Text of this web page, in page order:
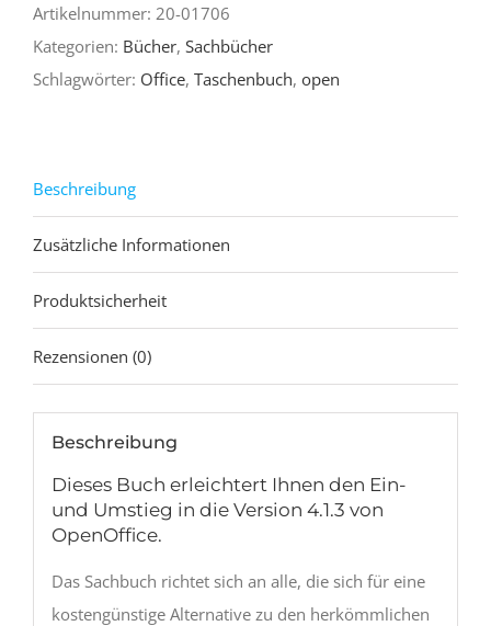
Das
Einsteigerseminar
Menge
Artikelnummer: 20-01706
Kategorien: Bücher, Sachbücher
Schlagwörter: Office, Taschenbuch, open
Beschreibung
Zusätzliche Informationen
Produktsicherheit
Rezensionen (0)
Beschreibung
Dieses Buch erleichtert Ihnen den Ein-
und Umstieg in die Version 4.1.3 von
OpenOffice.
Das Sachbuch richtet sich an alle, die sich für eine
kostengünstige Alternative zu den herkömmlichen